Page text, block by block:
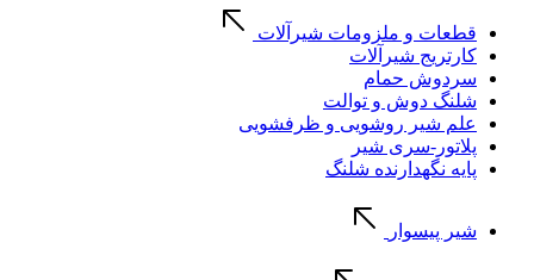
قطعات و ملزومات شیرآلات
کارتریج شیرآلات
سردوش حمام
شلنگ دوش و توالت
علم شیر روشویی و ظرفشویی
پلاتور-سری شیر
پایه نگهدارنده شلنگ
شیر پیسوار